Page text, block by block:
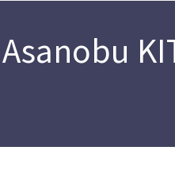
Asanobu